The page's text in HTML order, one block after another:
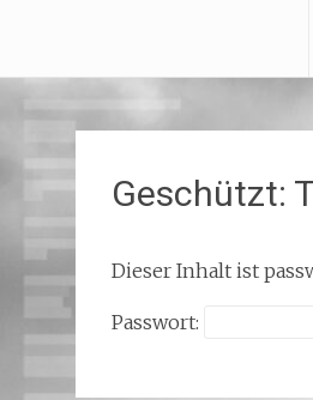
Zum
VALcluster
Geschützt:
Dieser Inhalt ist
Passwort: